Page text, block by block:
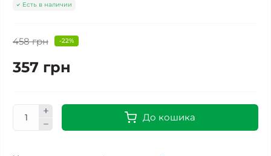
Есть в наличии
458 грн -22%
357 грн
До кошика